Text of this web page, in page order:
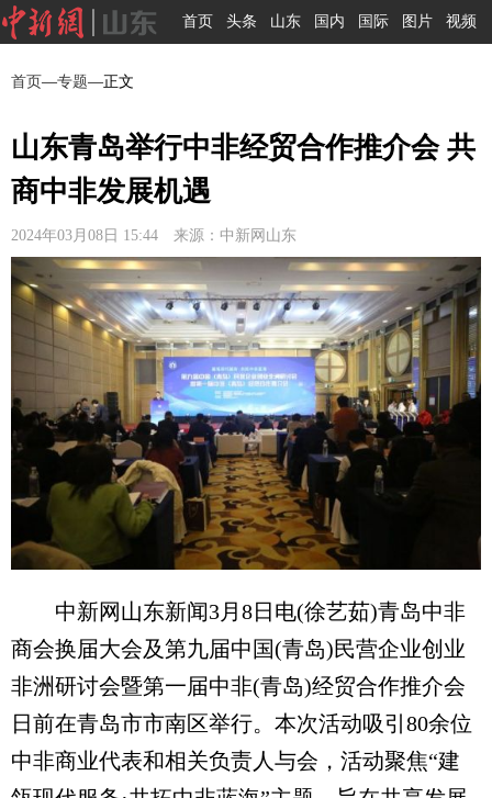
首页 头条 山东 国内 国际 图片 视频
首页—专题—正文
山东青岛举行中非经贸合作推介会 共
商中非发展机遇
2024年03月08日 15:44 来源：中新网山东
中新网山东新闻3月8日电(徐艺茹)青岛中非
商会换届大会及第九届中国(青岛)民营企业创业
非洲研讨会暨第一届中非(青岛)经贸合作推介会
日前在青岛市市南区举行。本次活动吸引80余位
中非商业代表和相关负责人与会，活动聚焦“建